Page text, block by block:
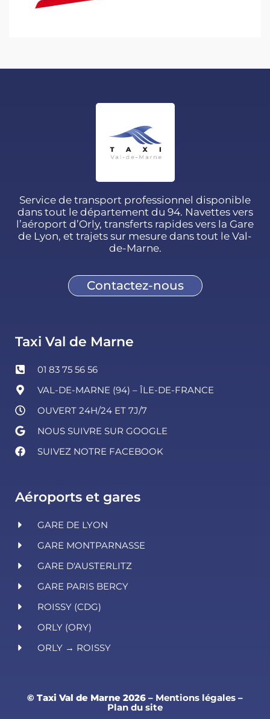
Service de transport professionnel disponible
dans tout le département du 94. Navettes vers
l’aéroport d’Orly, transferts rapides vers la Gare
de Lyon, et trajets sur mesure dans tout le Val-
de-Marne.
Contactez-nous
01 83 75 56 56
VAL-DE-MARNE (94) – ÎLE-DE-FRANCE
OUVERT 24H/24 ET 7J/7
NOUS SUIVRE SUR GOOGLE
SUIVEZ NOTRE FACEBOOK
Taxi Val de Marne
GARE DE LYON
GARE MONTPARNASSE
GARE D'AUSTERLITZ
GARE PARIS BERCY
ROISSY (CDG)
ORLY (ORY)
ORLY → ROISSY
Aéroports et gares
© Taxi Val de Marne 2026 – Mentions légales –
Plan du site